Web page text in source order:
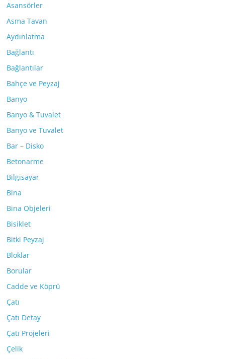
Asansörler
Asma Tavan
Aydınlatma
Bağlantı
Bağlantılar
Bahçe ve Peyzaj
Banyo
Banyo & Tuvalet
Banyo ve Tuvalet
Bar – Disko
Betonarme
Bilgisayar
Bina
Bina Objeleri
Bisiklet
Bitki Peyzaj
Bloklar
Borular
Cadde ve Köprü
Çatı
Çatı Detay
Çatı Projeleri
Çelik